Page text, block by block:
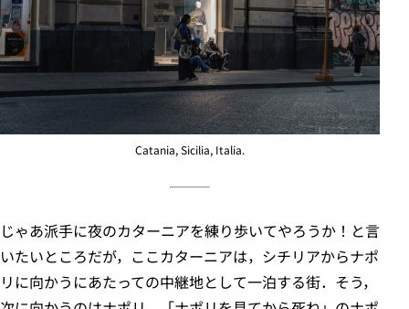
Catania, Sicilia, Italia.
じゃあ派手に夜のカターニアを練り歩いてやろうか！と言
いたいところだが，ここカターニアは，シチリアからナポ
リに向かうにあたっての中継地として一泊する街．そう，